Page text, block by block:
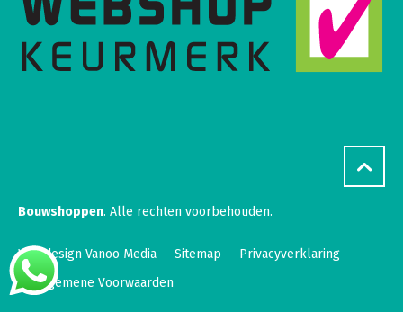
Bouwshoppen. Alle rechten voorbehouden.
Webdesign Vanoo Media Sitemap
Privacyverklaring
Algemene Voorwaarden